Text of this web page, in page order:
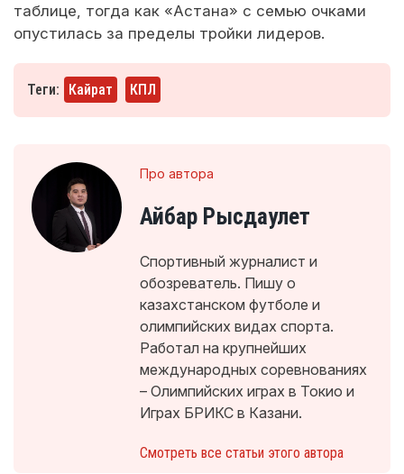
таблице, тогда как «Астана» с семью очками
опустилась за пределы тройки лидеров.
Теги: Кайрат КПЛ
Про автора
Айбар Рысдаулет
Спортивный журналист и
обозреватель. Пишу о
казахстанском футболе и
олимпийских видах спорта.
Работал на крупнейших
международных соревнованиях
– Олимпийских играх в Токио и
Играх БРИКС в Казани.
Смотреть все статьи этого автора